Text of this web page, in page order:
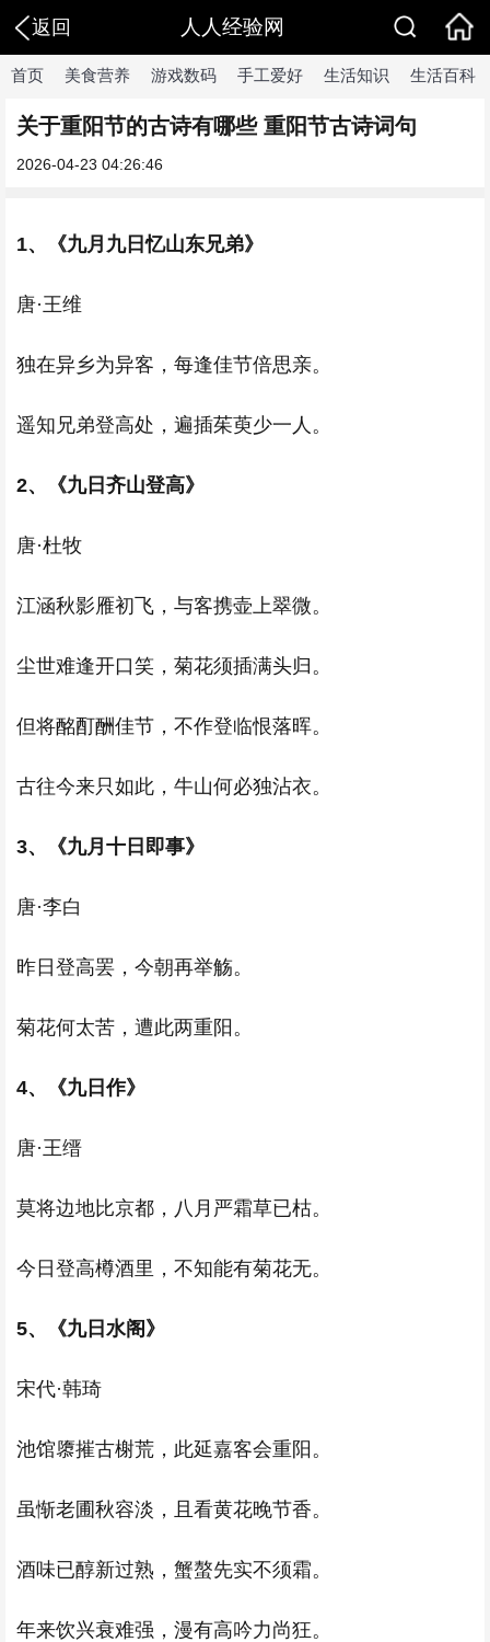
返回 人人经验网
首页 美食营养 游戏数码 手工爱好 生活知识 生活百科
关于重阳节的古诗有哪些 重阳节古诗词句
2026-04-23 04:26:46
1、《九月九日忆山东兄弟》
唐·王维
独在异乡为异客，每逢佳节倍思亲。
遥知兄弟登高处，遍插茱萸少一人。
2、《九日齐山登高》
唐·杜牧
江涵秋影雁初飞，与客携壶上翠微。
尘世难逢开口笑，菊花须插满头归。
但将酩酊酬佳节，不作登临恨落晖。
古往今来只如此，牛山何必独沾衣。
3、《九月十日即事》
唐·李白
昨日登高罢，今朝再举觞。
菊花何太苦，遭此两重阳。
4、《九日作》
唐·王缙
莫将边地比京都，八月严霜草已枯。
今日登高樽酒里，不知能有菊花无。
5、《九日水阁》
宋代·韩琦
池馆隳摧古榭荒，此延嘉客会重阳。
虽惭老圃秋容淡，且看黄花晚节香。
酒味已醇新过熟，蟹螯先实不须霜。
年来饮兴衰难强，漫有高吟力尚狂。